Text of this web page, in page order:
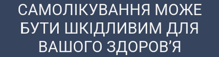
САМОЛІКУВАННЯ МОЖЕ
БУТИ ШКІДЛИВИМ ДЛЯ
ВАШОГО ЗДОРОВ’Я